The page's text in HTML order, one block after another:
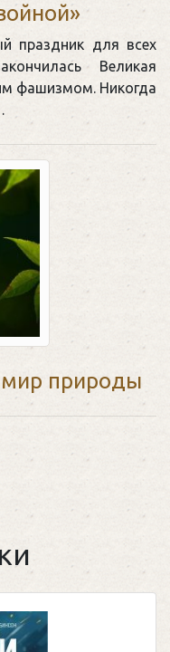
праздник для всех
Великая
фашизмом. Никогда
мир природы